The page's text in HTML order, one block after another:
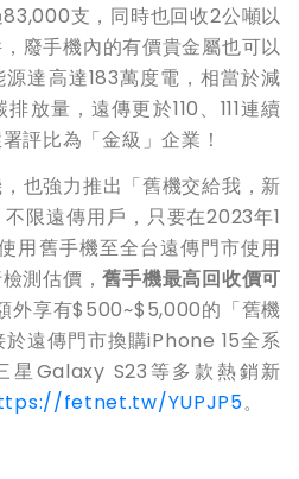
支，同時也回收2公噸以
廢手機內的有價貴金屬也可以
達高達183萬度電，相當於減
放量，遠傳更於110、111連續
評比為「金級」企業！
強力推出「舊機交給我，新
限遠傳用戶，只要在2023年1
用舊手機至全台遠傳門市使用
檢測估價，舊手機最高回收價可
外享有$500~$5,000的「舊機
遠傳門市換購iPhone 15全系
星Galaxy S23等多款熱銷新
fetnet.tw/YUPJP5。